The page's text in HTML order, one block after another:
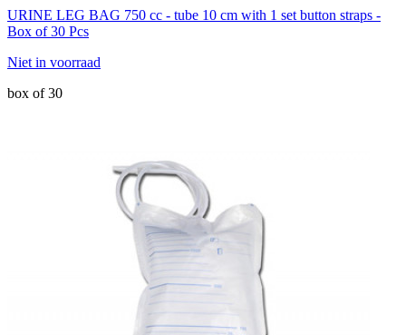
URINE LEG BAG 750 cc - tube 10 cm with 1 set button straps -
Box of 30 Pcs
Niet in voorraad
box of 30